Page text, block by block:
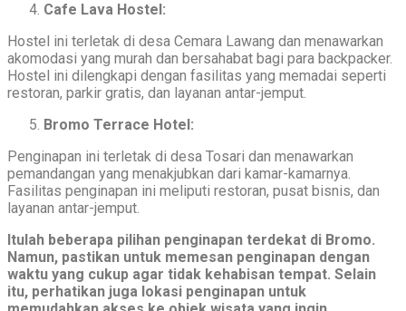
Cafe Lava Hostel:
Hostel ini terletak di desa Cemara Lawang dan menawarkan
akomodasi yang murah dan bersahabat bagi para backpacker.
Hostel ini dilengkapi dengan fasilitas yang memadai seperti
restoran, parkir gratis, dan layanan antar-jemput.
Bromo Terrace Hotel:
Penginapan ini terletak di desa Tosari dan menawarkan
pemandangan yang menakjubkan dari kamar-kamarnya.
Fasilitas penginapan ini meliputi restoran, pusat bisnis, dan
layanan antar-jemput.
Itulah beberapa pilihan penginapan terdekat di Bromo.
Namun, pastikan untuk memesan penginapan dengan
waktu yang cukup agar tidak kehabisan tempat. Selain
itu, perhatikan juga lokasi penginapan untuk